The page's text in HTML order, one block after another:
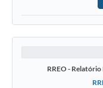
RREO -